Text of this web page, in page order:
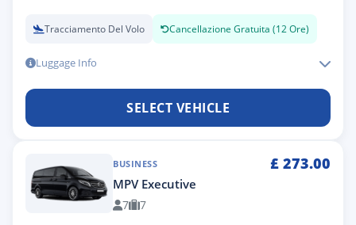
Tracciamento Del Volo Cancellazione Gratuita (12 Ore)
Luggage Info
SELECT VEHICLE
BUSINESS £ 273.00
MPV Executive
7 7